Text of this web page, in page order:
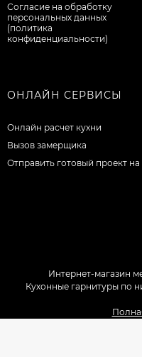
Согласие на обработку
персональных данных
(политика
конфиденциальности)
ОНЛАЙН СЕРВИСЫ
Онлайн расчет кухни
Вызов замерщика
Отправить готовый проект на
Интернет-магазин
Кухонные гарнитуры по